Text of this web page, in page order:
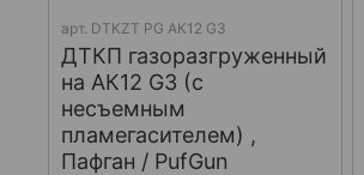
арт. DTKZT PG АК12 G3
ДТКП газоразгруженный
на АК12 G3 (с
несъемным
пламегасителем) ,
Пафган / PufGun